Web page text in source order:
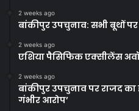
2 weeks ago
बांकीपुर उपचुनाव: सभी बूथों
2 weeks ago
एशिया पैसिफिक एक्सीलेंस
2 weeks ago
बांकीपुर उपचुनाव पर राजद
गंभीर आरोप’